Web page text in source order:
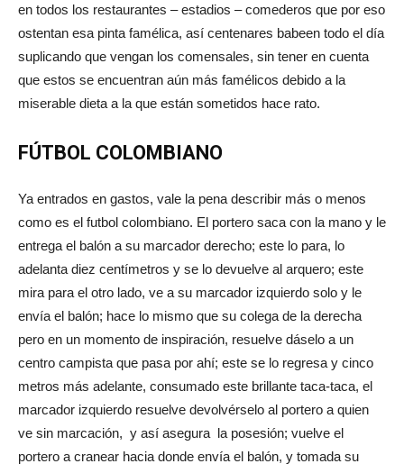
en todos los restaurantes – estadios – comederos que por eso
ostentan esa pinta famélica, así centenares babeen todo el día
suplicando que vengan los comensales, sin tener en cuenta
que estos se encuentran aún más famélicos debido a la
miserable dieta a la que están sometidos hace rato.
FÚTBOL COLOMBIANO
Ya entrados en gastos, vale la pena describir más o menos
como es el futbol colombiano. El portero saca con la mano y le
entrega el balón a su marcador derecho; este lo para, lo
adelanta diez centímetros y se lo devuelve al arquero; este
mira para el otro lado, ve a su marcador izquierdo solo y le
envía el balón; hace lo mismo que su colega de la derecha
pero en un momento de inspiración, resuelve dáselo a un
centro campista que pasa por ahí; este se lo regresa y cinco
metros más adelante, consumado este brillante taca-taca, el
marcador izquierdo resuelve devolvérselo al portero a quien
ve sin marcación, y así asegura la posesión; vuelve el
portero a cranear hacia donde envía el balón, y tomada su